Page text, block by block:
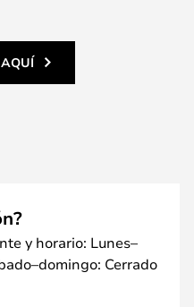
y horario: Lunes–
Cerrado